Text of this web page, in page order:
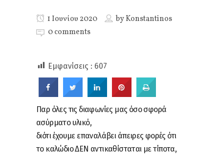
1 Ιουνίου 2020 byKonstantinos
0 comments
Εμφανίσεις : 607
Παρ όλες τις διαφωνίες μας όσο σφορά
ασύρματο υλικό,
διότι έχουμε επαναλάβει άπειρες φορές ότι
το καλώδιο ΔΕΝ αντικαθίσταται με τίποτα,